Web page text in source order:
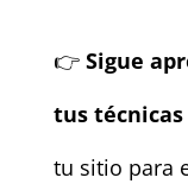
👉 Sigue
tus técnicas
tu sitio para